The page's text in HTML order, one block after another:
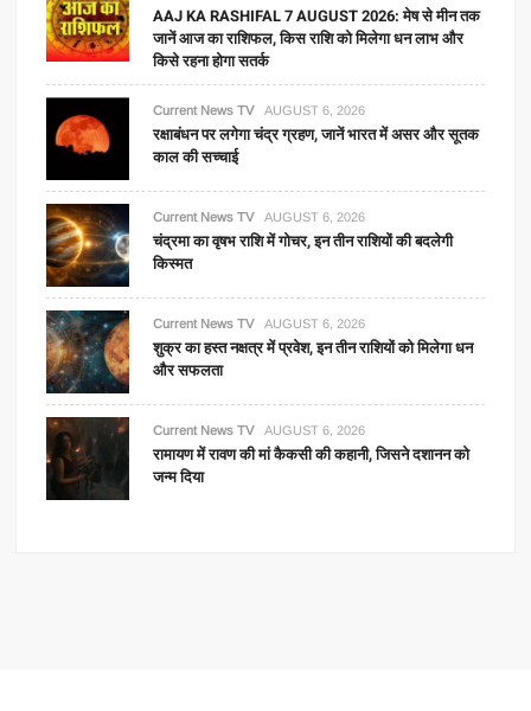
AAJ KA RASHIFAL 7 AUGUST 2026: मेष से मीन तक
जानें आज का राशिफल, किस राशि को मिलेगा धन लाभ और
किसे रहना होगा सतर्क
Current News TV AUGUST 6, 2026
रक्षाबंधन पर लगेगा चंद्र ग्रहण, जानें भारत में असर और सूतक
काल की सच्चाई
Current News TV AUGUST 6, 2026
चंद्रमा का वृषभ राशि में गोचर, इन तीन राशियों की बदलेगी
किस्मत
Current News TV AUGUST 6, 2026
शुक्र का हस्त नक्षत्र में प्रवेश, इन तीन राशियों को मिलेगा धन
और सफलता
Current News TV AUGUST 6, 2026
रामायण में रावण की मां कैकसी की कहानी, जिसने दशानन को
जन्म दिया